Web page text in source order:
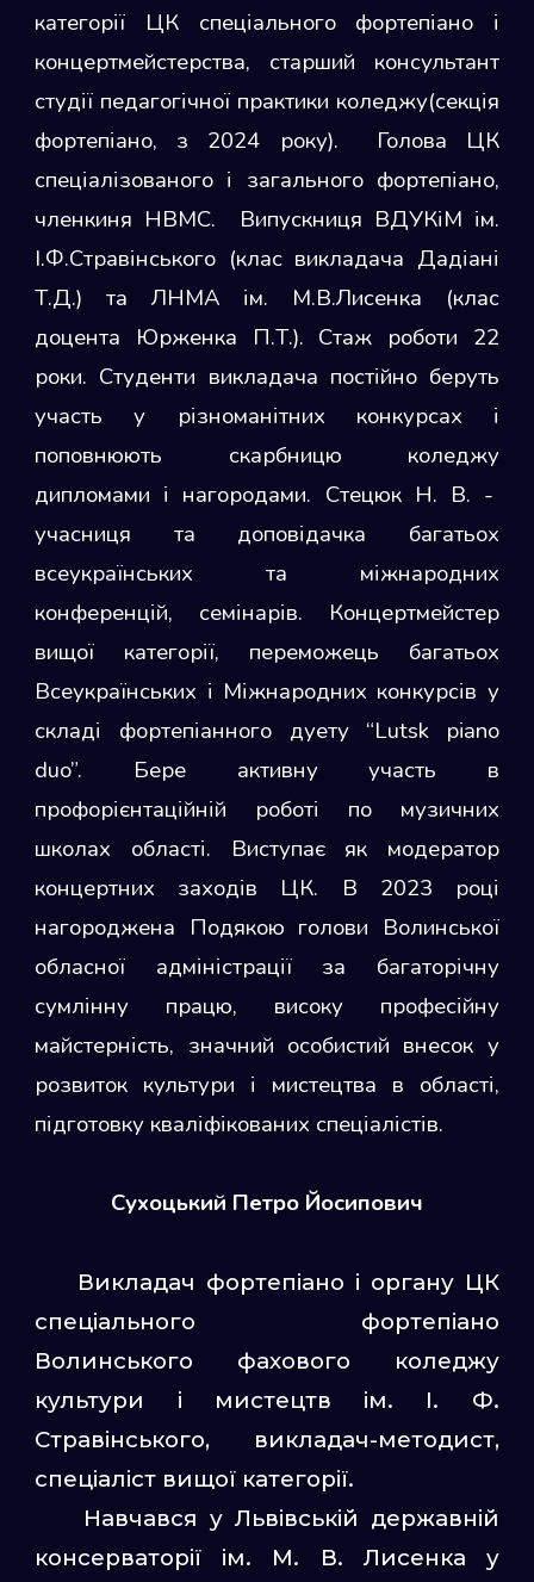
категорії ЦК спеціального фортепіано і
концертмейстерства, старший консультант
студії педагогічної практики коледжу(секція
фортепіано, з 2024 року). Голова ЦК
спеціалізованого і загального фортепіано,
членкиня НВМС. Випускниця ВДУКіМ ім.
І.Ф.Стравінського (клас викладача Дадіані
Т.Д.) та ЛНМА ім. М.В.Лисенка (клас
доцента Юрженка П.Т.). Стаж роботи 22
роки. Студенти викладача постійно беруть
участь у різноманітних конкурсах і
поповнюють скарбницю коледжу
дипломами і нагородами. Стецюк Н. В. -
учасниця та доповідачка багатьох
всеукраїнських та міжнародних
конференцій, семінарів. Концертмейстер
вищої категорії, переможець багатьох
Всеукраїнських і Міжнародних конкурсів у
складі фортепіанного дуету “Lutsk piano
duo”. Бере активну участь в
профорієнтаційній роботі по музичних
школах області. Виступає як модератор
концертних заходів ЦК. В 2023 році
нагороджена Подякою голови Волинської
обласної адміністрації за багаторічну
сумлінну працю, високу професійну
майстерність, значний особистий внесок у
розвиток культури і мистецтва в області,
підготовку кваліфікованих спеціалістів.
Сухоцький Петро Йосипович
Викладач фортепіано і органу ЦК
спеціального фортепіано
Волинського фахового коледжу
культури і мистецтв ім. І. Ф.
Стравінського, викладач-методист,
спеціаліст вищої категорії.
Навчався у Львівській державній
консерваторії ім. М. В. Лисенка у